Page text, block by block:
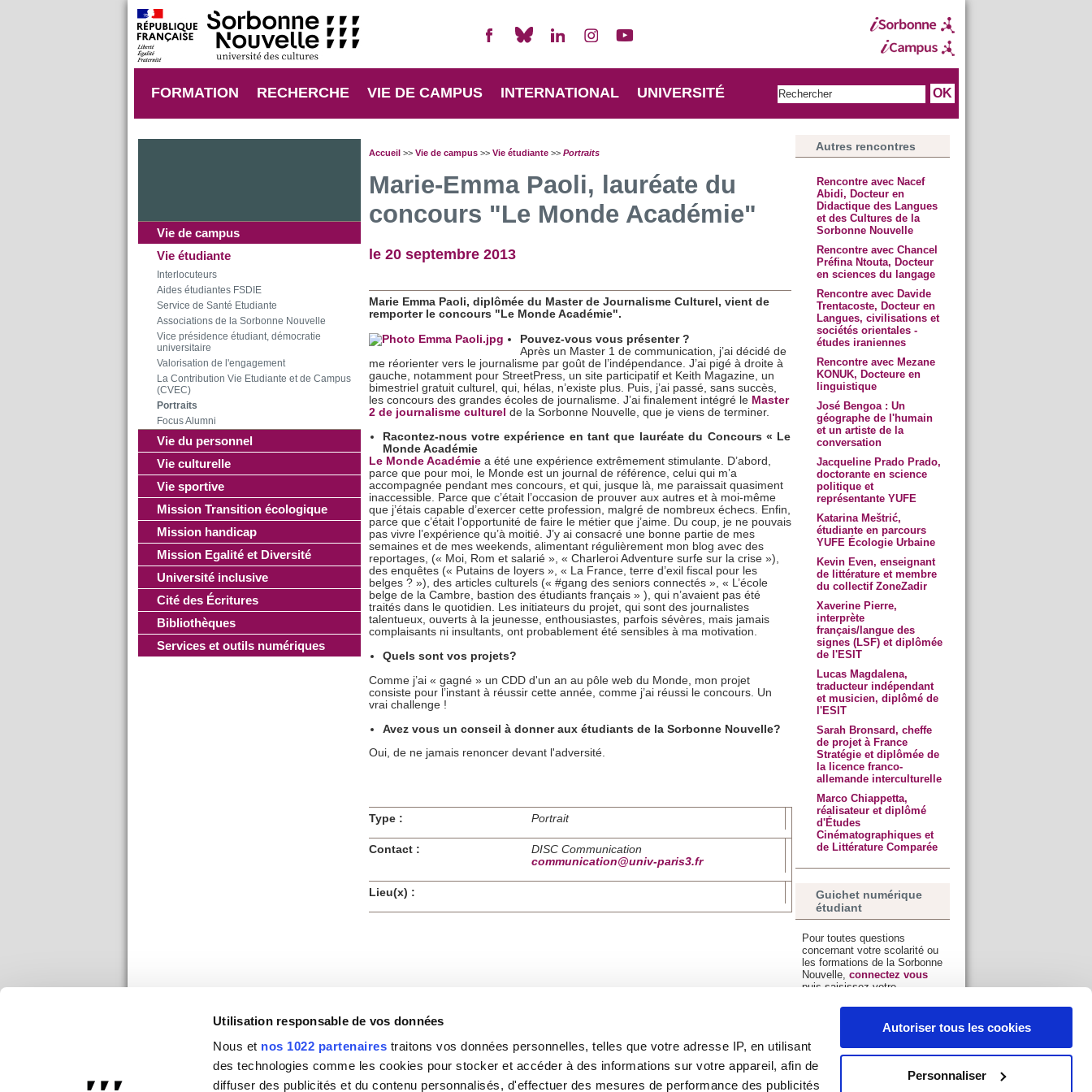
Utilisation responsable de vos données
Nous et nos 1022 partenaires traitons vos données personnelles, telles que votre adresse IP, en utilisant
des technologies comme les cookies pour stocker et accéder à des informations sur votre appareil, afin de
diffuser des publicités et du contenu personnalisés, d'effectuer des mesures de performance des publicités
Autoriser tous les cookies
Personnaliser
FORMATION RECHERCHE VIE DE CAMPUS INTERNATIONAL UNIVERSITÉ
Vie de campus
Vie étudiante
Interlocuteurs
Aides étudiantes FSDIE
Service de Santé Etudiante
Associations de la Sorbonne Nouvelle
Vice présidence étudiant, démocratie
universitaire
Valorisation de l'engagement
La Contribution Vie Etudiante et de Campus
(CVEC)
Portraits
Focus Alumni
Vie du personnel
Vie culturelle
Vie sportive
Mission Transition écologique
Mission handicap
Mission Egalité et Diversité
Université inclusive
Cité des Écritures
Bibliothèques
Services et outils numériques
Accueil>> Vie de campus>> Vie étudiante>> Portraits
Marie-Emma Paoli, lauréate du
concours "Le Monde Académie"
le 20 septembre 2013
Marie Emma Paoli, diplômée du Master de Journalisme Culturel, vient de
remporter le concours "Le Monde Académie".
Pouvez-vous vous présenter ?
Après un Master 1 de communication, j’ai décidé de
me réorienter vers le journalisme par goût de l’indépendance. J’ai pigé à droite à
gauche, notamment pour StreetPress, un site participatif et Keith Magazine, un
bimestriel gratuit culturel, qui, hélas, n’existe plus. Puis, j’ai passé, sans succès,
les concours des grandes écoles de journalisme. J’ai finalement intégré le Master
2 de journalisme culturel de la Sorbonne Nouvelle, que je viens de terminer.
Racontez-nous votre expérience en tant que lauréate du Concours « Le
Monde Académie
Le Monde Académiea été une expérience extrêmement stimulante. D’abord,
parce que pour moi, le Monde est un journal de référence, celui qui m’a
accompagnée pendant mes concours, et qui, jusque là, me paraissait quasiment
inaccessible. Parce que c’était l’occasion de prouver aux autres et à moi-même
que j’étais capable d’exercer cette profession, malgré de nombreux échecs. Enfin,
parce que c’était l’opportunité de faire le métier que j’aime. Du coup, je ne pouvais
pas vivre l’expérience qu’à moitié. J’y ai consacré une bonne partie de mes
semaines et de mes weekends, alimentant régulièrement mon blog avec des
reportages, (« Moi, Rom et salarié », « Charleroi Adventure surfe sur la crise »),
des enquêtes (« Putains de loyers », « La France, terre d’exil fiscal pour les
belges ? »), des articles culturels (« #gang des seniors connectés », « L’école
belge de la Cambre, bastion des étudiants français » ), qui n’avaient pas été
traités dans le quotidien. Les initiateurs du projet, qui sont des journalistes
talentueux, ouverts à la jeunesse, enthousiastes, parfois sévères, mais jamais
complaisants ni insultants, ont probablement été sensibles à ma motivation.
Quels sont vos projets?
Comme j’ai « gagné » un CDD d'un an au pôle web du Monde, mon projet
consiste pour l’instant à réussir cette année, comme j’ai réussi le concours. Un
vrai challenge !
Avez vous un conseil à donner aux étudiants de la Sorbonne Nouvelle?
Oui, de ne jamais renoncer devant l'adversité.
Type : Portrait
Contact :
DISC Communication
communication@univ-paris3.fr
Lieu(x) :
Autres rencontres
Rencontre avec Nacef
Abidi, Docteur en
Didactique des Langues
et des Cultures de la
Sorbonne Nouvelle
Rencontre avec Chancel
Préfina Ntouta, Docteur
en sciences du langage
Rencontre avec Davide
Trentacoste, Docteur en
Langues, civilisations et
sociétés orientales -
études iraniennes
Rencontre avec Mezane
KONUK, Docteure en
linguistique
José Bengoa : Un
géographe de l'humain
et un artiste de la
conversation
Jacqueline Prado Prado,
doctorante en science
politique et
représentante YUFE
Katarina Meštrić,
étudiante en parcours
YUFE Écologie Urbaine
Kevin Even, enseignant
de littérature et membre
du collectif ZoneZadir
Xaverine Pierre,
interprète
français/langue des
signes (LSF) et diplômée
de l'ESIT
Lucas Magdalena,
traducteur indépendant
et musicien, diplômé de
l'ESIT
Sarah Bronsard, cheffe
de projet à France
Stratégie et diplômée de
la licence franco-
allemande interculturelle
Marco Chiappetta,
réalisateur et diplômé
d'Études
Cinématographiques et
de Littérature Comparée
Guichet numérique
étudiant
Pour toutes questions
concernant votre scolarité ou
les formations de la Sorbonne
Nouvelle, connectez vous
puis saisissez votre
Vous trouverez des
explications et de l'aide sur
cette page.
Renseignements